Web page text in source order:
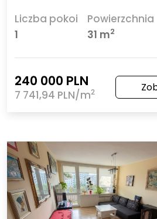
Liczba pokoi
1
Powierzchnia
31 m2
240 000 PLN
7 741,94 PLN/m2